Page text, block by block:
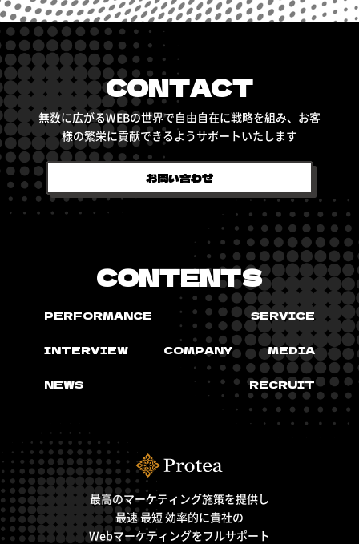
CONTACT
無数に広がるWEBの世界で自由自在に戦略を組み、 お客
様の繁栄に貢献できるようサポートいたします
お問い合わせ
CONTENTS
PERFORMANCE SERVICE
INTERVIEW COMPANY MEDIA
NEWS RECRUIT
最高のマーケティング施策を提供し
最速 最短 効率的に貴社の
Webマーケティングをフルサポート